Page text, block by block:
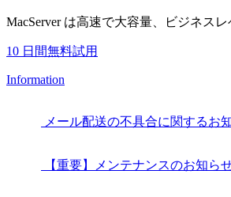
MacServer は高速で大容量、ビジネス
10 日間無料試用
Information
メール配送の不具合に関するお
【重要】メンテナンスのお知ら